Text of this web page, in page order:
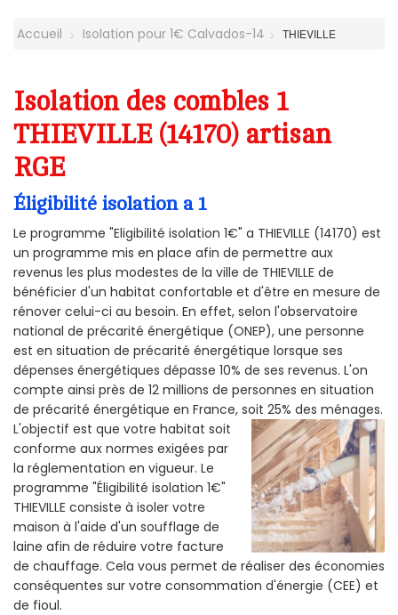
Accueil Isolation pour 1€ Calvados-14 THIEVILLE
Isolation des combles 1
THIEVILLE (14170) artisan
RGE
Éligibilité isolation a 1
Le programme "Eligibilité isolation 1€" a THIEVILLE (14170) est
un programme mis en place afin de permettre aux
revenus les plus modestes de la ville de THIEVILLE de
bénéficier d'un habitat confortable et d'être en mesure de
rénover celui-ci au besoin. En effet, selon l'observatoire
national de précarité énergétique (ONEP), une personne
est en situation de précarité énergétique lorsque ses
dépenses énergétiques dépasse 10% de ses revenus. L'on
compte ainsi près de 12 millions de personnes en situation
de précarité énergétique en France, soit 25% des ménages.
L'objectif est que votre habitat soit
conforme aux normes exigées par
la réglementation en vigueur. Le
programme "Éligibilité isolation 1€"
THIEVILLE consiste à isoler votre
maison à l'aide d'un soufflage de
laine afin de réduire votre facture
de chauffage. Cela vous permet de réaliser des économies
conséquentes sur votre consommation d'énergie (CEE) et
de fioul.